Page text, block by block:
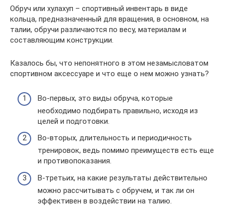
Обруч или хулахуп – спортивный инвентарь в виде
кольца, предназначенный для вращения, в основном, на
талии, обручи различаются по весу, материалам и
составляющим конструкции.
Казалось бы, что непонятного в этом незамысловатом
спортивном аксессуаре и что еще о нем можно узнать?
Во-первых, это виды обруча, которые
необходимо подбирать правильно, исходя из
целей и подготовки.
Во-вторых, длительность и периодичность
тренировок, ведь помимо преимуществ есть еще
и противопоказания.
В-третьих, на какие результаты действительно
можно рассчитывать с обручем, и так ли он
эффективен в воздействии на талию.